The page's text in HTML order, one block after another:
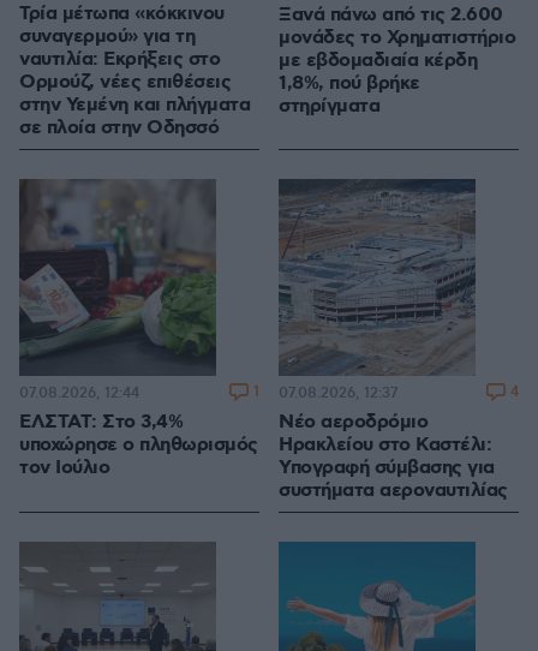
Τρία μέτωπα «κόκκινου
συναγερμού» για τη
ναυτιλία: Εκρήξεις στο
Ορμούζ, νέες επιθέσεις
στην Υεμένη και πλήγματα
σε πλοία στην Οδησσό
Ξανά πάνω από τις 2.600
μονάδες το Χρηματιστήριο
με εβδομαδιαία κέρδη
1,8%, πού βρήκε
στηρίγματα
ΕΛΣΤΑΤ: Στο 3,4%
υποχώρησε ο πληθωρισμός
τον Ιούλιο
07.08.2026, 12:44 1
Νέο αεροδρόμιο
Ηρακλείου στο Καστέλι:
Υπογραφή σύμβασης για
συστήματα αεροναυτιλίας
07.08.2026, 12:37 4